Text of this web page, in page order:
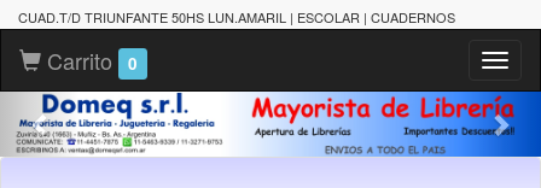
CUAD.T/D TRIUNFANTE 50HS LUN.AMARIL | ESCOLAR | CUADERNOS
Carrito 0